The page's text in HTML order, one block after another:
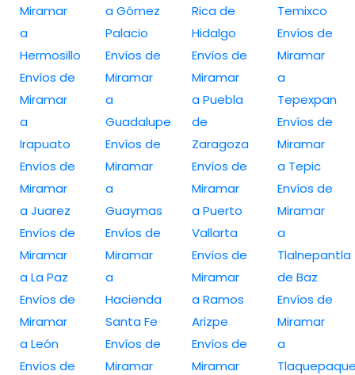
Miramar
a
Hermosillo
Envíos de
Miramar
a
Irapuato
Envíos de
Miramar
a Juarez
Envíos de
Miramar
a La Paz
Envíos de
Miramar
a León
Envíos de
a Gómez
Palacio
Envíos de
Miramar
a
Guadalupe
Envíos de
Miramar
a
Guaymas
Envíos de
Miramar
a
Hacienda
Santa Fe
Envíos de
Miramar
Rica de
Hidalgo
Envíos de
Miramar
a Puebla
de
Zaragoza
Envíos de
Miramar
a Puerto
Vallarta
Envíos de
Miramar
a Ramos
Arizpe
Envíos de
Miramar
Temixco
Envíos de
Miramar
a
Tepexpan
Envíos de
Miramar
a Tepic
Envíos de
Miramar
a
Tlalnepantla
de Baz
Envíos de
Miramar
a